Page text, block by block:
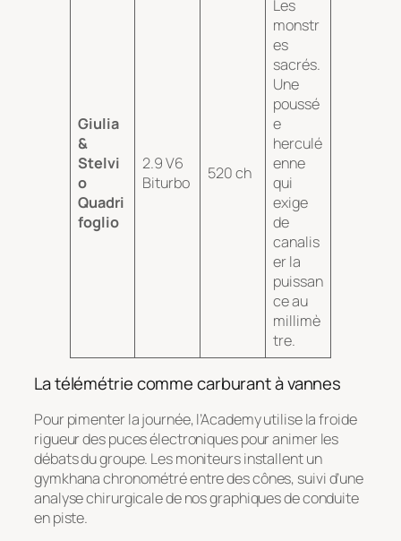
Giulia
&
Stelvi
o
Quadri
foglio
2.9 V6
Biturbo
520 ch
Les
monstr
es
sacrés.
Une
poussé
e
herculé
enne
qui
exige
de
canalis
er la
puissan
ce au
millimè
tre.
La télémétrie comme carburant à vannes
Pour pimenter la journée, l’Academy utilise la froide
rigueur des puces électroniques pour animer les
débats du groupe. Les moniteurs installent un
gymkhana chronométré entre des cônes, suivi d’une
analyse chirurgicale de nos graphiques de conduite
en piste.